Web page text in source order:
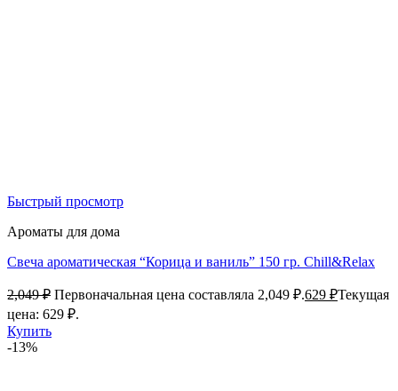
Быстрый просмотр
Ароматы для дома
Свеча ароматическая “Корица и ваниль” 150 гр. Chill&Relax
2,049₽ Первоначальная цена составляла 2,049 ₽.629 ₽Текущая
цена: 629 ₽.
Купить
-13%